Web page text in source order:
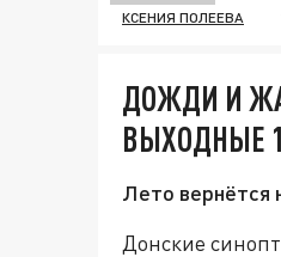
КСЕНИЯ ПОЛЕЕВА
ДОЖДИ И
ВЫХОДНЫЕ
Лето вернётся
Донские